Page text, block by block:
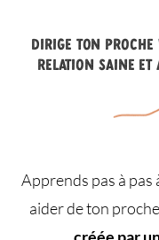
Dirige ton
relation saine et
Apprends pas à
aider de ton